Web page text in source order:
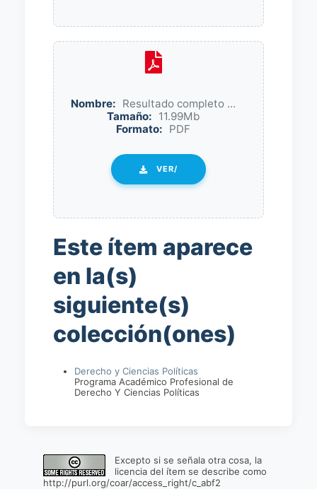
Nombre: Resultado completo ...
Tamaño: 11.99Mb
Formato: PDF
VER/
Este ítem aparece
en la(s)
siguiente(s)
colección(ones)
Derecho y Ciencias Políticas
Programa Académico Profesional de
Derecho Y Ciencias Políticas
Excepto si se señala otra cosa, la
licencia del ítem se describe como
http://purl.org/coar/access_right/c_abf2